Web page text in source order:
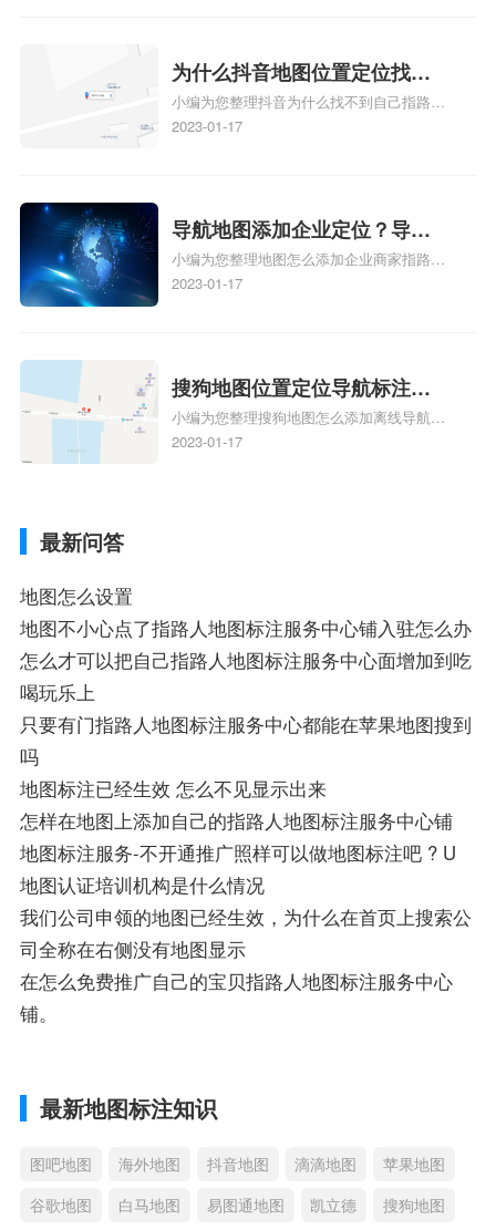
相关地图标注知识，详情可查看下方正文！
为什么抖音地图位置定位找不
到了？抖音为什么找不到当前
定位了？
小编为您整理抖音为什么找不到自己指路人
地图标注服务中心铺的位置、地图位置更新
服务中心位置、抖音突然不显示定位了相关
地图标注知识，详情可查看下方正文！
2023-01-17
导航地图添加企业定位？导航
定位企业？
小编为您整理地图怎么添加企业商家指路人
地图标注服务中心铺名称、地图怎么添加企
添加企业、地图如何添加企业相关地图标注
知识，详情可查看下方正文！
2023-01-17
搜狗地图位置定位导航标注？
搜狗地图位置定位,导航,标注？
小编为您整理搜狗地图怎么添加离线导航搜
狗地图离线导航怎么用、搜狗地图导航卫星
2023-01-17
最新问答
地图怎么设置
地图不小心点了指路人地图标注服务中心铺入驻怎么办
怎么才可以把自己指路人地图标注服务中心面增加到吃
喝玩乐上
只要有门指路人地图标注服务中心都能在苹果地图搜到
吗
地图标注已经生效 怎么不见显示出来
怎样在地图上添加自己的指路人地图标注服务中心铺
地图标注服务-不开通推广照样可以做地图标注吧 ? U
地图认证培训机构是什么情况
我们公司申领的地图已经生效，为什么在首页上搜索公
司全称在右侧没有地图显示
在怎么免费推广自己的宝贝指路人地图标注服务中心
铺。
最新地图标注知识
图吧地图 海外地图 抖音地图 滴滴地图
苹果地图
谷歌地图
白马地图 易图通地图 凯立德 搜狗地图